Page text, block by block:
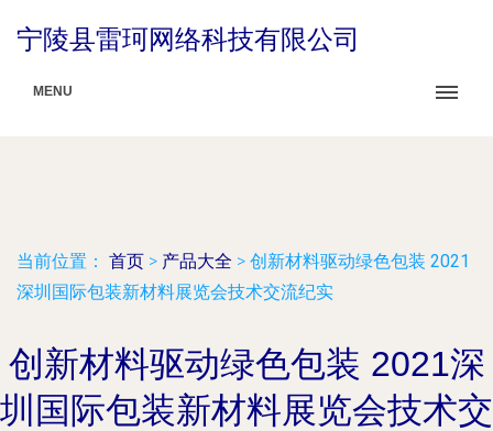
宁陵县雷珂网络科技有限公司
MENU
当前位置： 首页 > 产品大全 > 创新材料驱动绿色包装 2021
深圳国际包装新材料展览会技术交流纪实
创新材料驱动绿色包装 2021深
圳国际包装新材料展览会技术交